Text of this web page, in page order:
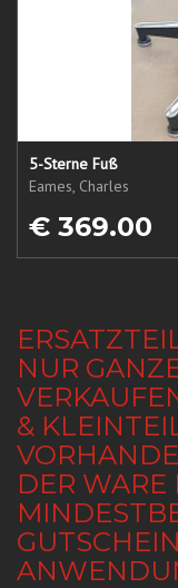
5-Sterne Fuß
Eames, Charles
€ 369.00
NUR
&
DER